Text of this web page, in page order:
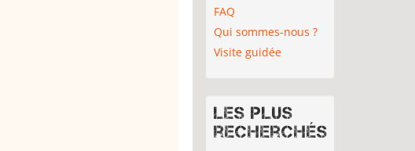
FAQ
Qui sommes-nous ?
Visite guidée
Les plus
recherchés